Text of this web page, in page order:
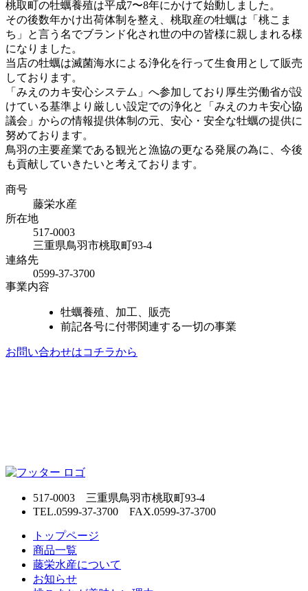
桃取町の牡蠣養殖は平成7〜8年にかけて始動しました。
その後数年かけ出荷体制を整え、桃取産の牡蠣は「桃こま
ち」と言う名でブランド化され世の中の皆様に親しまれる様
になりました。
当店の牡蠣は滅菌海水による浄化を行って生食用として販売
しております。
「みえのカキ安心システム」へ参加しており厚生労働省が設
けている基準より厳しい設定での浄化と「みえのカキ安心協
議会」からの情報提供体制の元、安心・安全な牡蠣の提供に
努めております。
鳥羽の主要産業である観光と漁協の更なる発展の為に、今後
も貢献していきたいと考えております。
商号
藤栄水産
所在地
517-0003
三重県鳥羽市桃取町93-4
連絡先
0599-37-3700
事業内容
牡蠣養殖、加工、販売
前記各号に付帯関連する一切の事業
お問い合わせはコチラから
517-0003 三重県鳥羽市桃取町93-4
TEL.0599-37-3700 FAX.0599-37-3700
トップページ
商品一覧
藤栄水産について
お知らせ